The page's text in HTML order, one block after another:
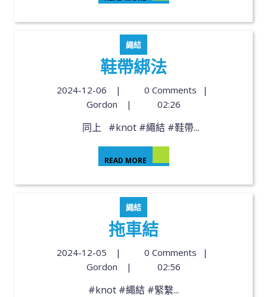
繩結
鞋帶綁法
2024-12-06 | 0 Comments
|
Gordon
| 02:26
同上 #knot #繩結 #鞋帶...
READ MORE
繩結
拖車結
2024-12-05 | 0 Comments
|
Gordon
| 02:56
#knot #繩結 #緊繫...